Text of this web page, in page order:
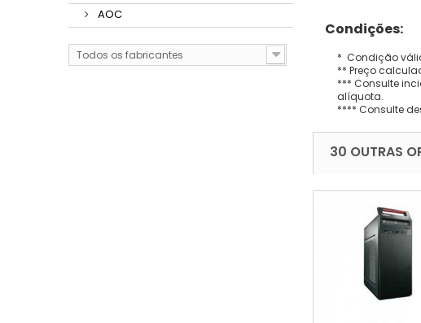
AOC
Todos os fabricantes
Condições:
* Condição
** Preço
*** Consulte
alíquota.
**** Consulte
30 OUTRAS